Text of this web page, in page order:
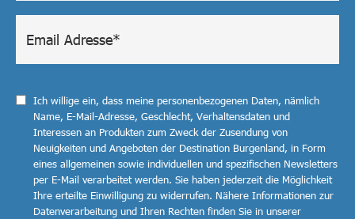
Ich willige ein, dass meine personenbezogenen Daten, nämlich
Name, E-Mail-Adresse, Geschlecht, Verhaltensdaten und
Interessen an Produkten zum Zweck der Zusendung von
Neuigkeiten und Angeboten der Destination Burgenland, in Form
eines allgemeinen sowie individuellen und spezifischen Newsletters
per E-Mail verarbeitet werden. Sie haben jederzeit die Möglichkeit
Ihre erteilte Einwilligung zu widerrufen. Nähere Informationen zur
Datenverarbeitung und Ihren Rechten finden Sie in unserer